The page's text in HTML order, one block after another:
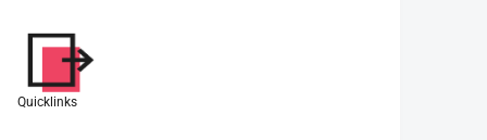
Quicklinks